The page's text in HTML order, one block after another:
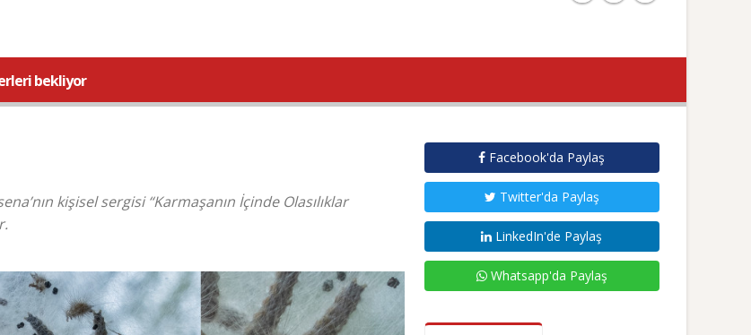
bekliyor
kişisel sergisi “Karmaşanın İçinde Olasılıklar
Facebook'da Paylaş
Twitter'da Paylaş
LinkedIn'de Paylaş
Whatsapp'da Paylaş